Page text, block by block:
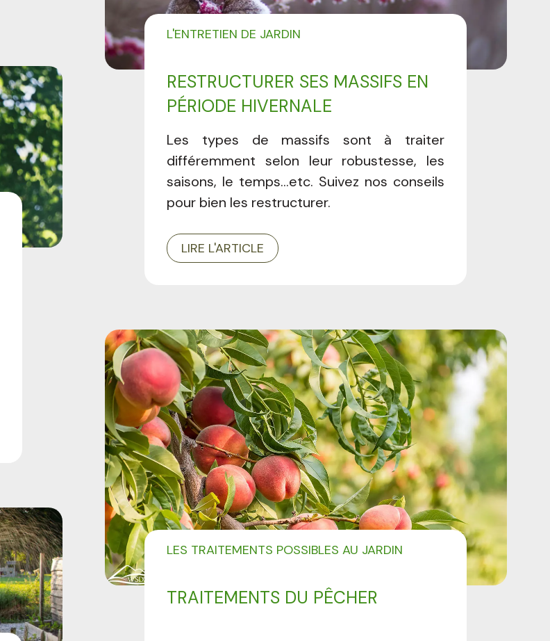
RESTRUCTURER SES MASSIFS EN
PÉRIODE HIVERNALE
L'ENTRETIEN DE JARDIN
Les types de massifs sont à traiter
différemment selon leur robustesse, les
saisons, le temps...etc. Suivez nos conseils
pour bien les restructurer.
LIRE L'ARTICLE
TRAITEMENTS DU PÊCHER
LES TRAITEMENTS POSSIBLES AU JARDIN